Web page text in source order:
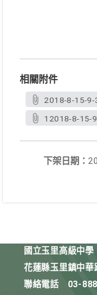
相關附件
2018-8-15-
12018-8-15-
下架日期：
國立玉里高級中學
花蓮縣玉里鎮中華
聯絡電話
03-